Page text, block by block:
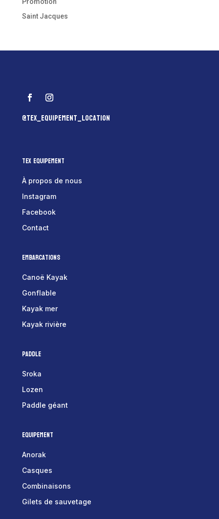
Saint Jacques
@tex_equipement_location
Tex Equipement
À propos de nous
Instagram
Facebook
Contact
Embarcations
Canoë Kayak
Gonflable
Kayak mer
Kayak rivière
Paddle
Sroka
Lozen
Paddle géant
Equipement
Anorak
Casques
Combinaisons
Gilets de sauvetage